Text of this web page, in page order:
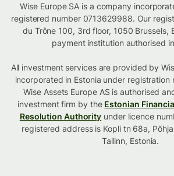
Wise Europe SA is a company
registered number 0713629988. Our
du Trône 100, 3rd floor, 1050 Brussels,
payment institution authorised
All investment services are provided by
incorporated in Estonia under registration
Wise Assets Europe AS is authorised
investment firm by the Estonian
Resolution Authority under licence
registered address is Kopli tn 68a,
Tallinn, Estonia.